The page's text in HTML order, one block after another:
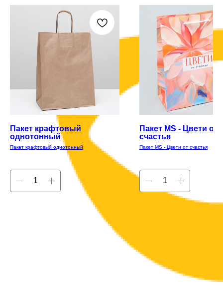
Пакет крафтовый
однотонный
Пакет крафтовый однотонный
Пакет MS - Цвети от
счастья
Пакет MS - Цвети от счастья